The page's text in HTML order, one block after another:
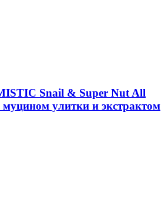
Snail & Super Nut All
муцином улитки и экстрактом